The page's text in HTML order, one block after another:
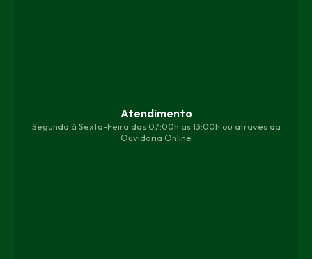
Atendimento
Segunda à Sexta-Feira das 07:00h as 13:00h ou através da
Ouvidoria Online